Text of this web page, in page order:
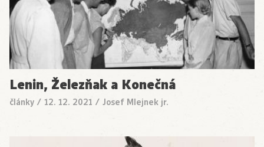
Lenin, Železňak a Konečná
články / 12. 12. 2021 / Josef Mlejnek jr.